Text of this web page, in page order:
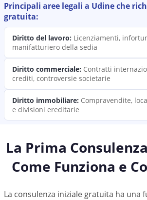
Principali aree legali a Udineche
gratuita:
Diritto del lavoro: Licenziamenti,
manifatturiero della sedia
Diritto commerciale: Contratti
crediti, controversie societarie
Diritto immobiliare: Compravendite,
e divisioni ereditarie
La Prima
Come Funziona e
La consulenza iniziale gratuita ha una